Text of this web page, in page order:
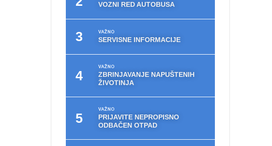
VOZNI RED AUTOBUSA
VAŽNO
SERVISNE INFORMACIJE
VAŽNO
ZBRINJAVANJE NAPUŠTENIH
ŽIVOTINJA
VAŽNO
PRIJAVITE NEPROPISNO
ODBAČEN OTPAD